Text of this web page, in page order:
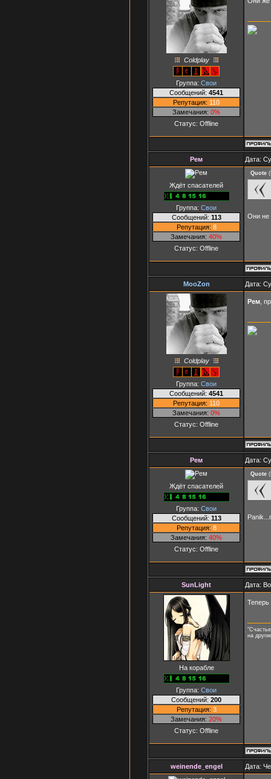
Coldplay
Группа: Свои
Сообщений: 4541
Репутация: 110
Замечания: 0%
Статус: Offline
Рем Дата:
Ждёт спасателей
Группа: Свои
Сообщений: 113
Репутация: 8
Замечания: 40%
Статус: Offline
Quote (
Они не
MooZon Дата:
Coldplay
Группа: Свои
Сообщений: 4541
Репутация: 110
Замечания: 0%
Статус: Offline
Рем ,
Рем Дата:
Ждёт спасателей
Группа: Свои
Сообщений: 113
Репутация: 8
Замечания: 40%
Статус: Offline
Quote (
SunLight Дата:
На корабле
Группа: Свои
Сообщений: 200
Репутация: 3
Замечания: 20%
Статус: Offline
Теперь
на
weinende_engel Дата: